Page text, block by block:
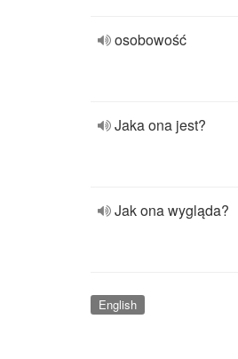
osobowość
Jaka ona jest?
Jak ona wygląda?
English